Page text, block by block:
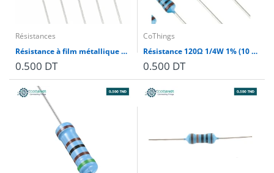
Résistances
Résistance à film métallique à bande 4.7K 1/8W 1% (10 pièces)
0.500 DT
CoThings
Résistance 120Ω 1/4W 1% (10 pièces)
0.500 DT